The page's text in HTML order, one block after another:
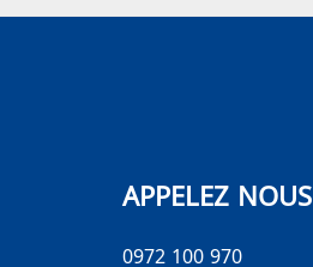
APPELEZ NOUS
0972 100 970